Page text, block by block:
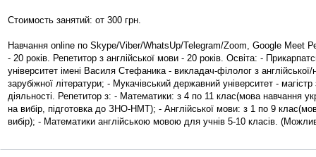
Стоимость занятий: от 300 грн.
Навчання online по Skype/Viber/WhatsUp/Telegram/Zoom, Google Meet
- 20 років. Репетитор з англійської мови - 20 років. Освіта: -
університет імені Василя Стефаника - викладач-філолог з англійської/
зарубіжної літератури; - Мукачівський державний університет - магістр
діяльності. Репетитор з: - Математики: з 4 по 11 клас(мова навчання
на вибір, підготовка до ЗНО-НМТ); - Англійської мови: з 1 по 9
вибір); - Математики англійською мовою для учнів 5-10 класів.